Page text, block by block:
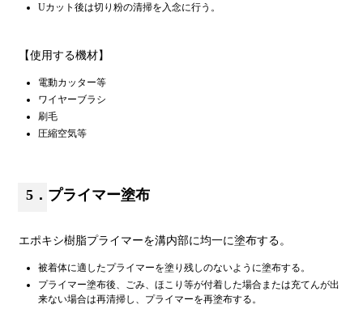
Uカット後は切り粉の清掃を入念に行う。
【使用する機材】
電動カッター等
ワイヤーブラシ
刷毛
圧縮空気等
5．プライマー塗布
エポキシ樹脂プライマーを溝内部に均一に塗布する。
被着体に適したプライマーを塗り残しのないように塗布する。
プライマー塗布後、ごみ、ほこり等が付着した場合または充てんが出
来ない場合は再清掃し、プライマーを再塗布する。